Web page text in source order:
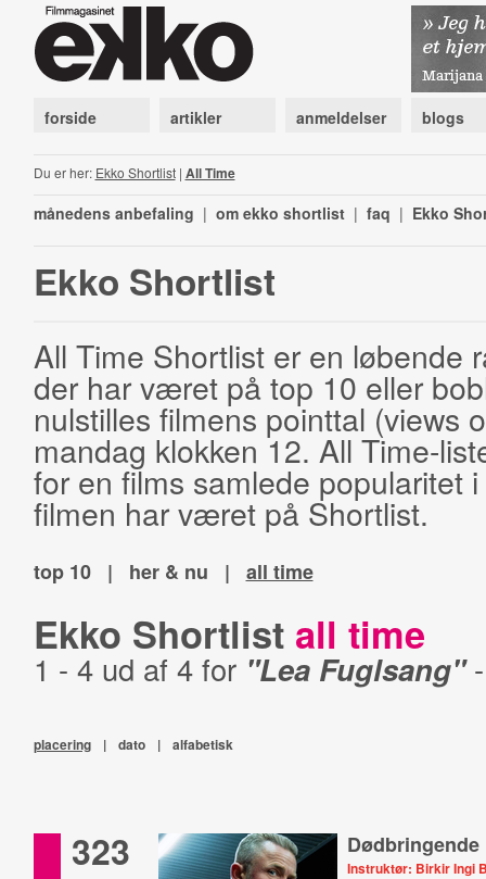
forside artikler anmeldelser blogs
Du er her: Ekko Shortlist| All Time
månedens anbefaling | om ekko shortlist | faq | Ekko
Ekko Shortlist
All Time Shortlist er en løbende
der har været på top 10 eller
nulstilles filmens pointtal (views
mandag klokken 12. All Time-
for en films samlede popularitet
filmen har været på Shortlist.
top 10 | her & nu | all time
Ekko Shortlist all time
1 - 4 ud af 4 for "Lea Fuglsang"
placering | dato | alfabetisk
323 Dødbringende
Instruktør: Birkir Ingi